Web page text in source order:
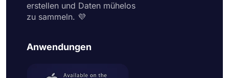
erstellen und Daten mühelos
zu sammeln. 💜
Anwendungen